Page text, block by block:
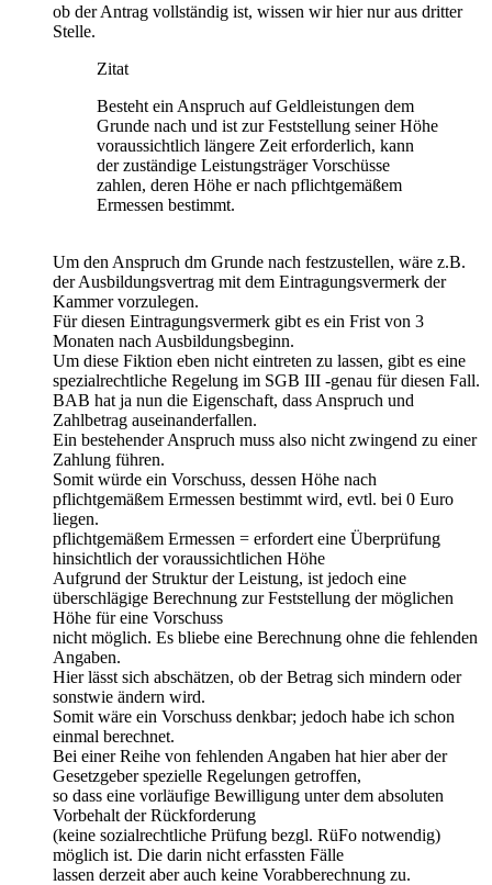
ob der Antrag vollständig ist, wissen wir hier nur aus dritter
Stelle.
Zitat
Besteht ein Anspruch auf Geldleistungen dem
Grunde nach und ist zur Feststellung seiner Höhe
voraussichtlich längere Zeit erforderlich, kann
der zuständige Leistungsträger Vorschüsse
zahlen, deren Höhe er nach pflichtgemäßem
Ermessen bestimmt.
Um den Anspruch dm Grunde nach festzustellen, wäre z.B.
der Ausbildungsvertrag mit dem Eintragungsvermerk der
Kammer vorzulegen.
Für diesen Eintragungsvermerk gibt es ein Frist von 3
Monaten nach Ausbildungsbeginn.
Um diese Fiktion eben nicht eintreten zu lassen, gibt es eine
spezialrechtliche Regelung im SGB III -genau für diesen Fall.
BAB hat ja nun die Eigenschaft, dass Anspruch und
Zahlbetrag auseinanderfallen.
Ein bestehender Anspruch muss also nicht zwingend zu einer
Zahlung führen.
Somit würde ein Vorschuss, dessen Höhe nach
pflichtgemäßem Ermessen bestimmt wird, evtl. bei 0 Euro
liegen.
pflichtgemäßem Ermessen = erfordert eine Überprüfung
hinsichtlich der voraussichtlichen Höhe
Aufgrund der Struktur der Leistung, ist jedoch eine
überschlägige Berechnung zur Feststellung der möglichen
Höhe für eine Vorschuss
nicht möglich. Es bliebe eine Berechnung ohne die fehlenden
Angaben.
Hier lässt sich abschätzen, ob der Betrag sich mindern oder
sonstwie ändern wird.
Somit wäre ein Vorschuss denkbar; jedoch habe ich schon
einmal berechnet.
Bei einer Reihe von fehlenden Angaben hat hier aber der
Gesetzgeber spezielle Regelungen getroffen,
so dass eine vorläufige Bewilligung unter dem absoluten
Vorbehalt der Rückforderung
(keine sozialrechtliche Prüfung bezgl. RüFo notwendig)
möglich ist. Die darin nicht erfassten Fälle
lassen derzeit aber auch keine Vorabberechnung zu.